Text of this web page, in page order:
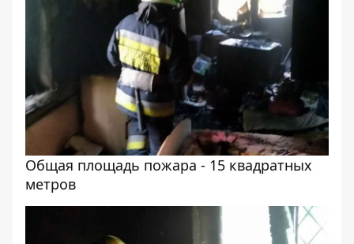
Общая площадь пожара - 15 квадратных
метров